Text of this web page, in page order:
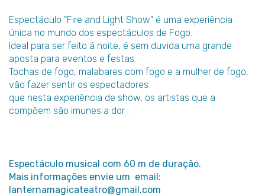
Espectáculo "Fire and Light Show" é uma experiência
única no mundo dos espectáculos de Fogo.
Ideal para ser feito á noite, é sem duvida uma grande
aposta para eventos e festas.
Tochas de fogo, malabares com fogo e a mulher de fogo,
vão fazer sentir os espectadores
que nesta experiência de show, os artistas que a
compõem são imunes a dor .
Espectáculo musical com 60 m de duração.
Mais informações envie um email:
lanternamagicateatro@gmail.com